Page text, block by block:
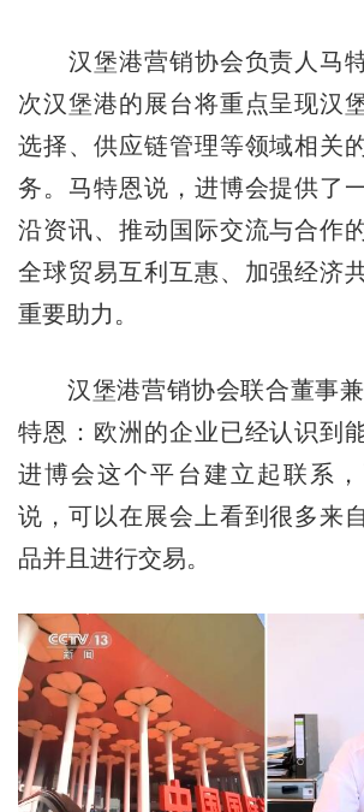
汉堡港营销协会负责人马
次汉堡港的展台将重点呈现汉
选择、供应链管理等领域相关
务。马特恩说，进博会提供了
沿资讯、推动国际交流与合作
全球贸易互利互惠、加强经济
重要助力。
汉堡港营销协会联合董事兼
特恩：欧洲的企业已经认识到
进博会这个平台建立起联系
说，可以在展会上看到很多来
品并且进行交易。